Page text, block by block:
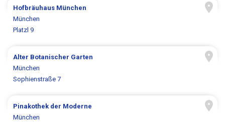
Hofbräuhaus München
München
Platzl 9
Alter Botanischer Garten
München
Sophienstraße 7
Pinakothek der Moderne
München